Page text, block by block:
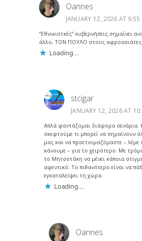
Oannes
JANUARY 12, 2026 AT 9:55
“Εθνικιστκές” κυβερνήσεις σημαίνει
άλλο, ΤΟΝ ΠΟΥΛΟ στους αφροασιάτες.
Loading...
stcigar
JANUARY 12, 2026 AT
Απλά φαντάζομαι διάφορα σενάρια.
σκεφτούμε τι μπορεί να σημαίνουν
μας και να προετοιμαζόμαστε –
κάνουμε – για το χειρότερο. Με
το Μητσοτάκη να μένει κάποια
αφεντικό. Το πιθανότερο είναι να
εγκαταλείψει τη χώρα.
Loading...
Oannes